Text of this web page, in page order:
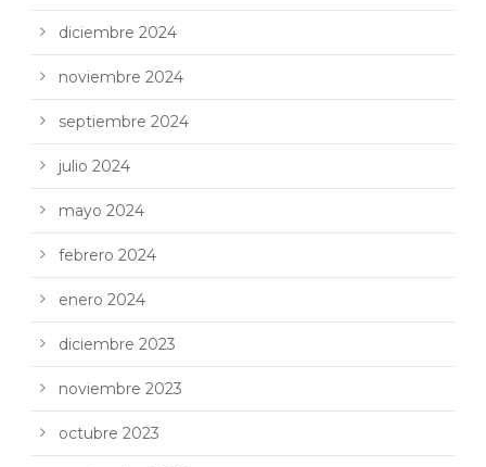
diciembre 2024
noviembre 2024
septiembre 2024
julio 2024
mayo 2024
febrero 2024
enero 2024
diciembre 2023
noviembre 2023
octubre 2023